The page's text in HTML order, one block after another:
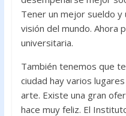
Tener un mejor sueldo y
visión del mundo. Ahora
universitaria.
También tenemos que
ciudad hay varios
arte. Existe una gran
hace muy feliz. El